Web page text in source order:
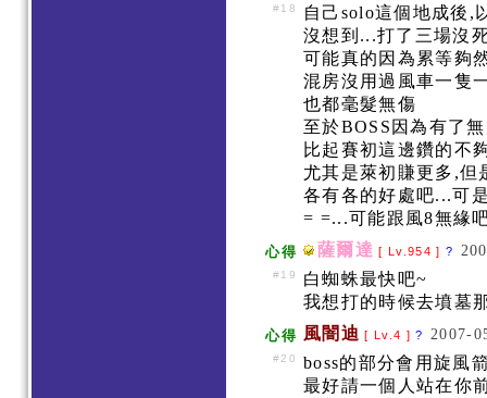
#18
自己solo這個地成後,
沒想到...打了三場沒
可能真的因為累等夠
混房沒用過風車一隻
也都毫髮無傷
至於BOSS因為有了
比起賽初這邊鑽的不
尤其是萊初賺更多,
各有各的好處吧...可
= =...可能跟風8無緣
心得 薩爾達 [ Lv.954 ] ?
#19
白蜘蛛最快吧~
我想打的時候去墳墓
心得 風闇迪 [ Lv.4 ]? 2007-
#20
boss的部分會用旋風
最好請一個人站在你